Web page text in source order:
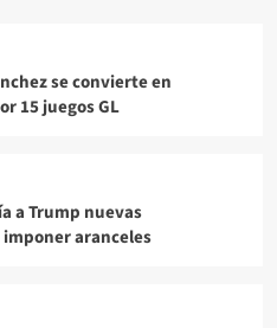
se convierte en
15 juegos GL
a Trump nuevas
aranceles